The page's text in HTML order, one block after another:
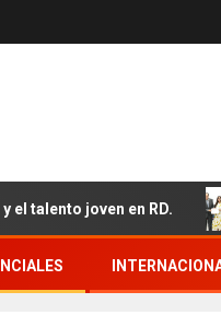
joven en RD.